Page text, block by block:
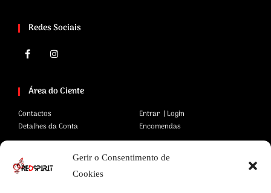
Gerir o Consentimento de
Cookies
Redes Sociais
Área do Ciente
Contactos
Detalhes da Conta
Entrar | Login
Encomendas
Área Legal